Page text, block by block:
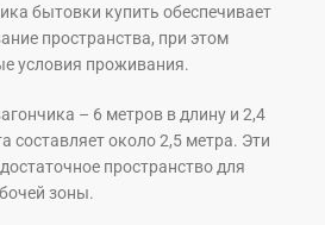
бытовки купить обеспечивает
пространства, при этом
условия проживания.
– 6 метров в длину и 2,4
составляет около 2,5 метра. Эти
пространство для
зоны.